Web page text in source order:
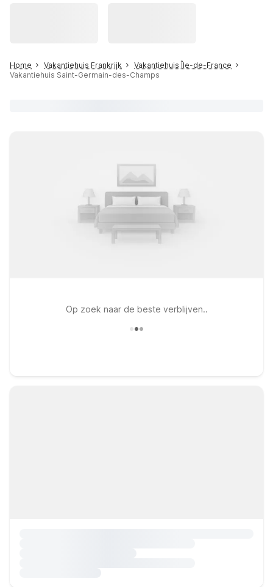
Home Vakantiehuis Frankrijk
Vakantiehuis Île-de-France
Vakantiehuis Saint-Germain-des-Champs
Op zoek naar de beste verblijven..